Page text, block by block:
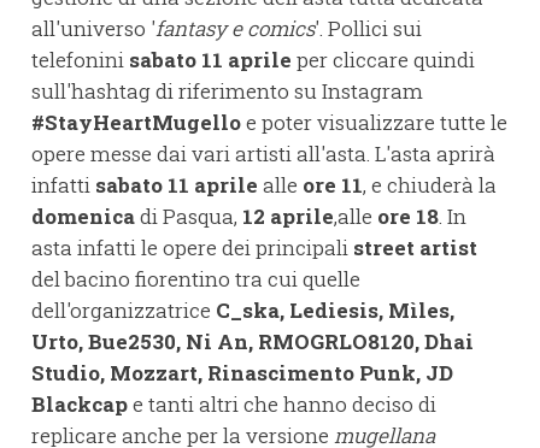
all'universo 'fantasy e comics'. Pollici sui
telefonini sabato 11 aprile per cliccare quindi
sull'hashtag di riferimento su Instagram
#StayHeartMugelloe poter visualizzare tutte le
opere messe dai vari artisti all'asta. L'asta aprirà
infatti sabato 11 aprile alle ore 11, e chiuderà la
domenicadi Pasqua, 12 aprile,alle ore 18. In
asta infatti le opere dei principali street artist
del bacino fiorentino tra cui quelle
dell'organizzatrice C_ska, Lediesis, Mìles,
Urto, Bue2530, Ni An, RMOGRLO8120, Dhai
Studio, Mozzart, Rinascimento Punk, JD
Blackcape tanti altri che hanno deciso di
replicare anche per la versione mugellana